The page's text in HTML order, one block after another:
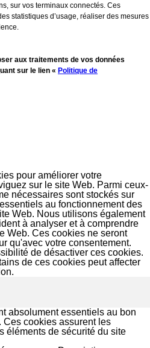
sur vos terminaux connectés. Ces
statistiques d’usage, réaliser des mesures
aux traitements de vos données
sur le lien « Politique de
pour améliorer votre
sur le site Web. Parmi ceux-
nécessaires sont stockés sur
au fonctionnement des
Web. Nous utilisons également
à analyser et à comprendre
Web. Ces cookies ne seront
qu'avec votre consentement.
de désactiver ces cookies.
de ces cookies peut affecter
absolument essentiels au bon
Ces cookies assurent les
éléments de sécurité du site